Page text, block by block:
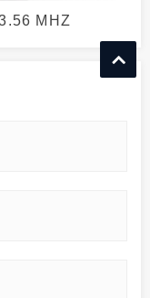
13.56 MHZ